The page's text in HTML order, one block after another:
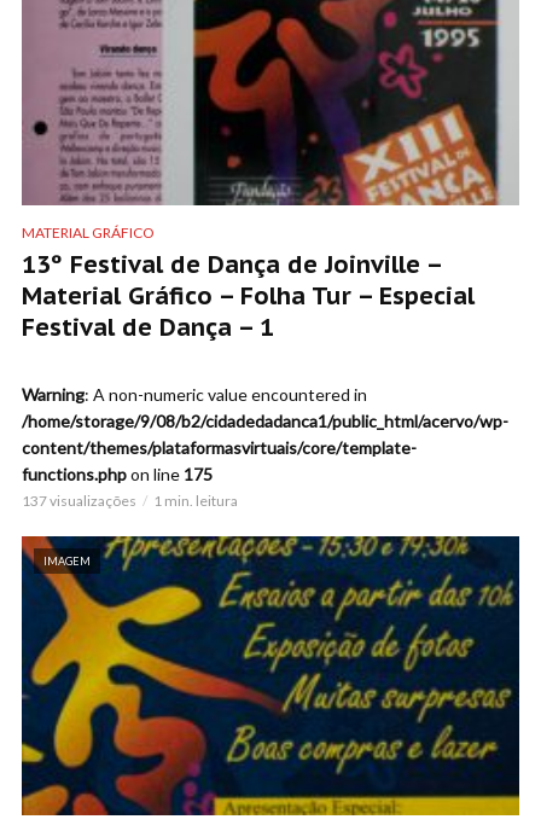
MATERIAL GRÁFICO
13º Festival de Dança de Joinville –
Material Gráfico – Folha Tur – Especial
Festival de Dança – 1
Warning: A non-numeric value encountered in
/home/storage/9/08/b2/cidadedadanca1/public_html/acervo/wp-
content/themes/plataformasvirtuais/core/template-
functions.phpon line 175
137 visualizações 1 min. leitura
IMAGEM